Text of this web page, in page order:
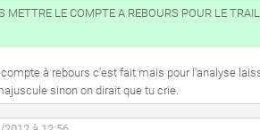
METTRE LE COMPTE A REBOURS POUR LE
à rebours c'est fait mais pour l'analyse
sinon on dirait que tu crie.